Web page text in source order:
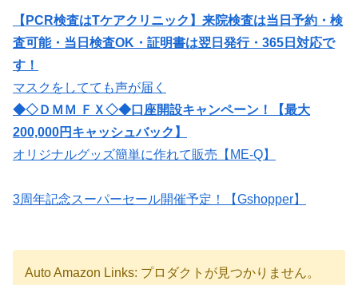
【PCR検査はTケアクリニック】来院検査は当日予約・検
査可能・当日検査OK・証明書は翌日発行・365日対応で
す！
マスクをしてても声が届く
◆◇ＤＭＭ ＦＸ◇◆口座開設キャンペーン！【最大
200,000円キャッシュバック】
オリジナルグッズ簡単に作れて販売【ME-Q】
3周年記念スーパーセール開催予定！【Gshopper】
Auto Amazon Links: プロダクトが見つかりません。